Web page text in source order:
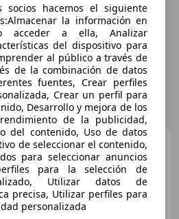
Hyundai i30 1.4 TGDI Tecno
140
€ 11.380
socios hacemos el siguiente
la información en
acceder a ella, Analizar
del dispositivo para
al público a través de
de la combinación de datos
fuentes, Crear perfiles
Crear un perfil para
Desarrollo y mejora de los
de la publicidad,
del contenido, Uso de datos
de seleccionar el contenido,
para seleccionar anuncios
para la selección de
Utilizar datos de
precisa, Utilizar perfiles para
personalizada